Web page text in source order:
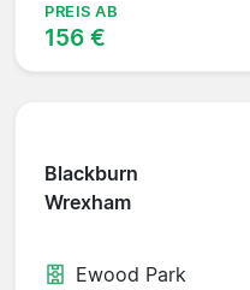
PREIS AB
156 €
Blackburn
Wrexham
Ewood Park